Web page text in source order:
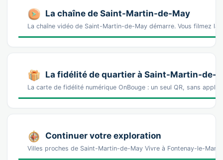
La chaîne de Saint-Martin-de-May
La chaîne vidéo de Saint-Martin-de-May démarre. Vous filmez
La fidélité de quartier à Saint-Martin-de-
La carte de fidélité numérique OnBouge : un seul QR, sans appli
Continuer votre exploration
Villes proches de Saint-Martin-de-May Vivre à Fontenay-le-